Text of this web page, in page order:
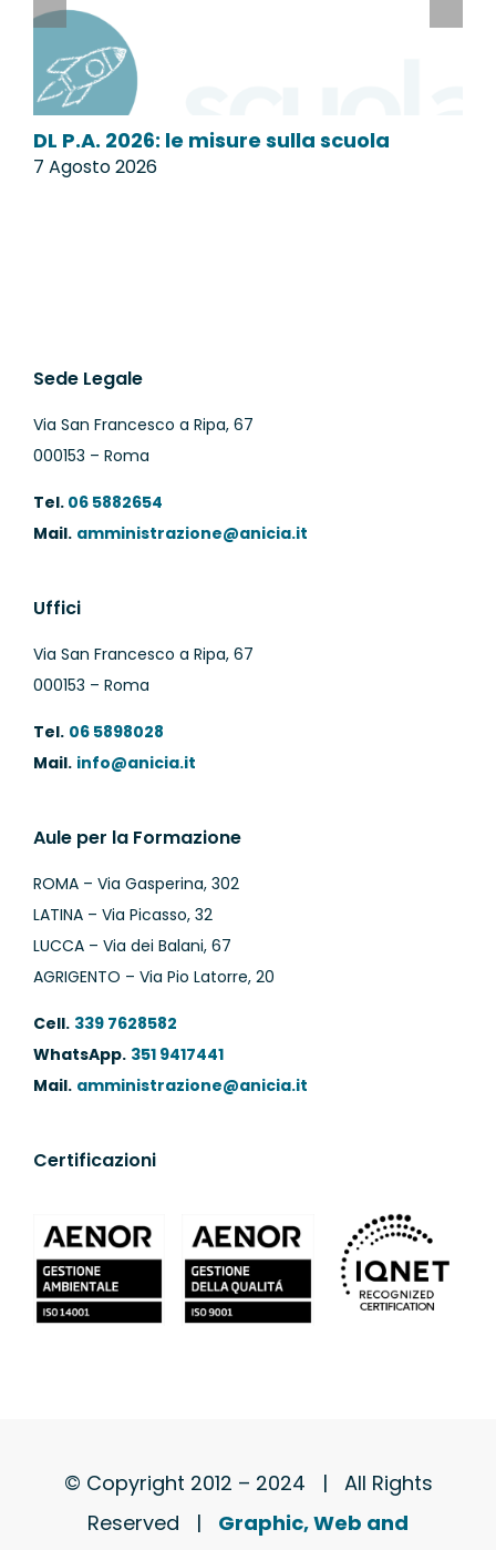
DL P.A. 2026: le misure sulla scuola
7 Agosto 2026
Sede Legale
Via San Francesco a Ripa, 67
000153 – Roma
Tel.06 5882654
Mail. amministrazione@anicia.it
Uffici
Via San Francesco a Ripa, 67
000153 – Roma
Tel. 06 5898028
Mail. info@anicia.it
Aule per la Formazione
ROMA – Via Gasperina, 302
LATINA – Via Picasso, 32
LUCCA – Via dei Balani, 67
AGRIGENTO – Via Pio Latorre, 20
Cell. 339 7628582
WhatsApp. 351 9417441
Mail. amministrazione@anicia.it
Certificazioni
© Copyright 2012 – 2024 | All Rights
Reserved | Graphic, Web and